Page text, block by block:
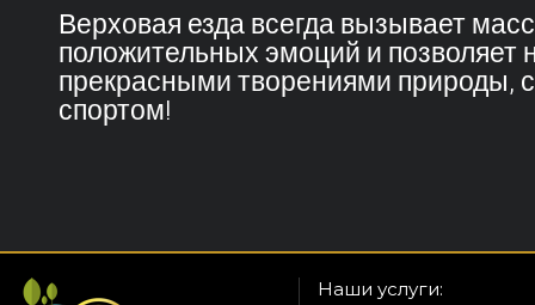
Верховая езда всегда вызывает
положительных эмоций и позволяет
прекрасными творениями природы,
спортом!
Наши услуги: